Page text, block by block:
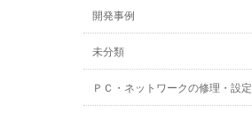
開発事例
未分類
ＰＣ・ネットワークの修理・設定